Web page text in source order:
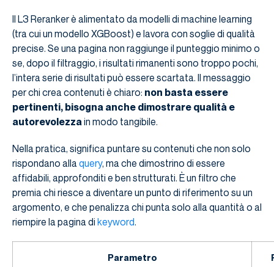
Il L3 Reranker è alimentato da modelli di machine learning
(tra cui un modello XGBoost) e lavora con soglie di qualità
precise. Se una pagina non raggiunge il punteggio minimo o
se, dopo il filtraggio, i risultati rimanenti sono troppo pochi,
l’intera serie di risultati può essere scartata. Il messaggio
per chi crea contenuti è chiaro: non basta essere
pertinenti, bisogna anche dimostrare qualità e
autorevolezza in modo tangibile.
Nella pratica, significa puntare su contenuti che non solo
rispondano alla query, ma che dimostrino di essere
affidabili, approfonditi e ben strutturati. È un filtro che
premia chi riesce a diventare un punto di riferimento su un
argomento, e che penalizza chi punta solo alla quantità o al
riempire la pagina di keyword.
Parametro